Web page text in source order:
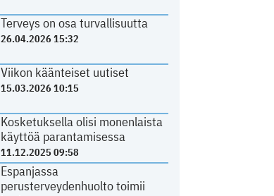
Terveys on osa turvallisuutta
26.04.2026 15:32
Viikon käänteiset uutiset
15.03.2026 10:15
Kosketuksella olisi monenlaista
käyttöä parantamisessa
11.12.2025 09:58
Espanjassa
perusterveydenhuolto toimii